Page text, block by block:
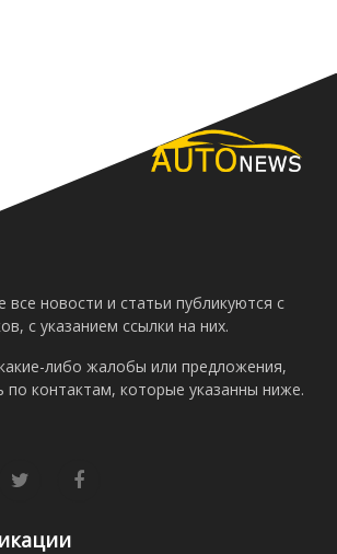
все новости и статьи публикуются с
с указанием ссылки на них.
либо жалобы или предложения,
по контактам, которые указанны ниже.